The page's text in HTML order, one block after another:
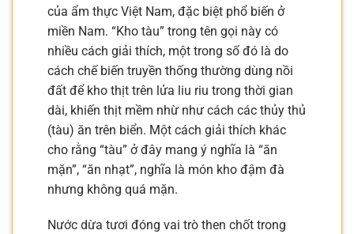
của ẩm thực Việt Nam, đặc biệt phổ biến ở
miền Nam. “Kho tàu” trong tên gọi này có
nhiều cách giải thích, một trong số đó là do
cách chế biến truyền thống thường dùng nồi
đất để kho thịt trên lửa liu riu trong thời gian
dài, khiến thịt mềm nhừ như cách các thủy thủ
(tàu) ăn trên biển. Một cách giải thích khác
cho rằng “tàu” ở đây mang ý nghĩa là “ăn
mặn”, “ăn nhạt”, nghĩa là món kho đậm đà
nhưng không quá mặn.
Nước dừa tươi đóng vai trò then chốt trong